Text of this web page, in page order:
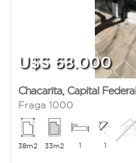
U$S 68.000
Chacarita, Capital Federal
Fraga 1000
38m2 33m2 1 1